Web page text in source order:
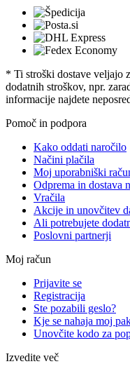
* Ti stroški dostave veljajo
dodatnih stroškov, npr.
informacije najdete
Pomoč in podpora
Kako oddati naročilo
Načini plačila
Moj uporabniški
Odprema in dostava
Vračila
Akcije in unovčitev
Ali potrebujete
Poslovni partnerji
Moj račun
Prijavite se
Registracija
Ste pozabili geslo?
Kje se nahaja moj
Unovčite kodo za
Izvedite več